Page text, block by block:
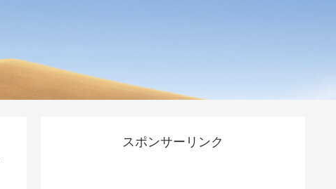
スポンサーリンク